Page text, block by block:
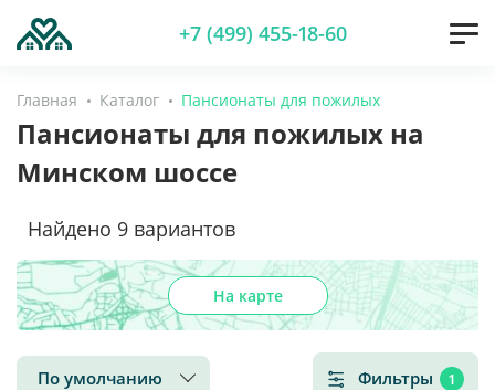
+7 (499) 455-18-60
Главная Каталог Пансионаты для пожилых
Пансионаты для пожилых на
Минском шоссе
Найдено 9 вариантов
По умолчанию Фильтры 1
На карте